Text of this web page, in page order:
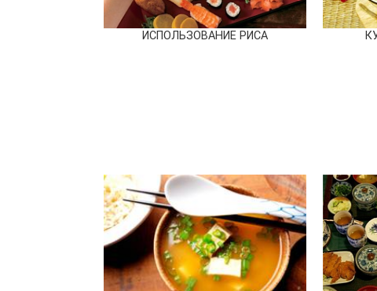
ИСПОЛЬЗОВАНИЕ РИСА